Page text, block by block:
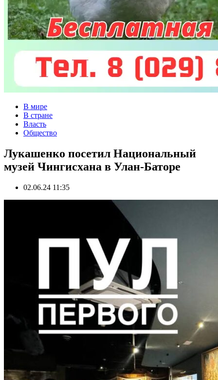
В мире
В стране
Власть
Общество
Лукашенко посетил Национальный
музей Чингисхана в Улан-Баторе
02.06.24 11:35